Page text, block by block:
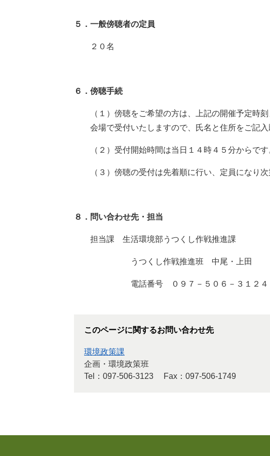
５．一般傍聴者の定員
２０名
６．傍聴手続
（１）傍聴をご希望の方は、上記の開催予定時刻
会場で受付いたしますので、氏名と住所をご記入
（２）受付開始時間は当日１４時４５分からです
（３）傍聴の受付は先着順に行い、定員になり次
８．問い合わせ先・担当
担当課 生活環境部うつくし作戦推進課
うつくし作戦推進班 中尾・上田
電話番号 ０９７－５０６－３１２４
このページに関するお問い合わせ先
環境政策課
企画・環境政策班
Tel：097-506-3123
Fax：097-506-1749